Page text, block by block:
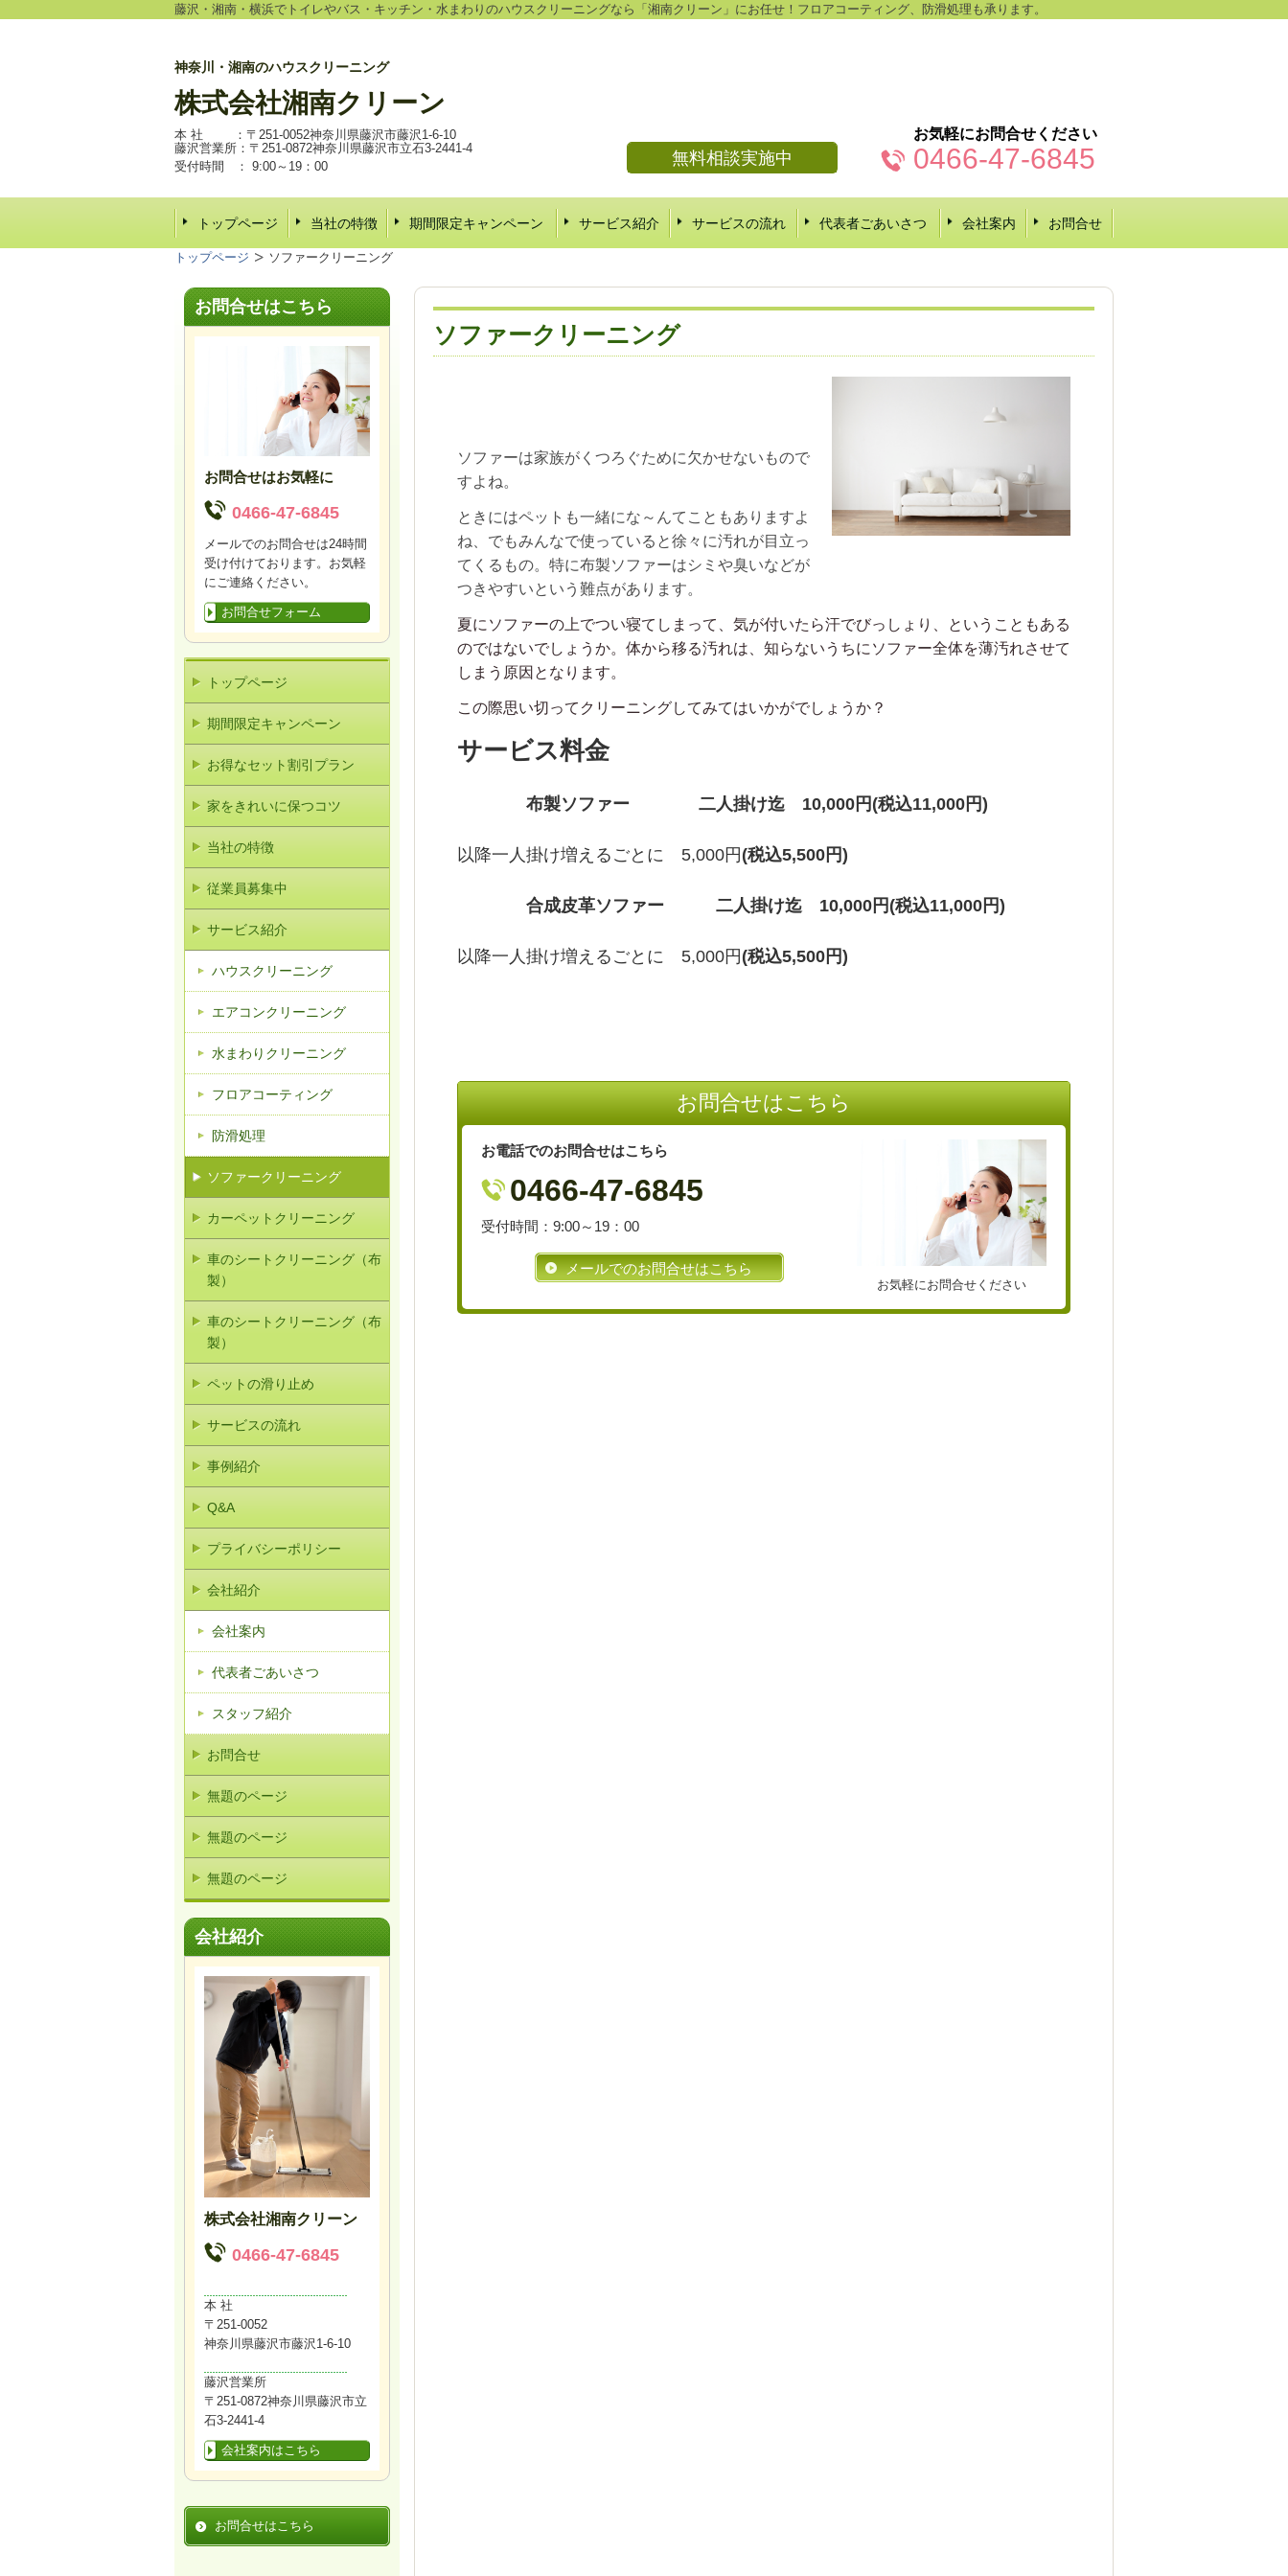
藤沢・湘南・横浜でトイレやバス・キッチン・水まわりのハウスクリーニングなら「湘南クリーン」にお任せ！フロアコーティング、防滑処理も承ります。
神奈川・湘南のハウスクリーニング
株式会社湘南クリーン
本 社 ：〒251-0052神奈川県藤沢市藤沢1-6-10
藤沢営業所：〒251-0872神奈川県藤沢市立石3-2441-4
受付時間 ： 9:00～19：00 無料相談実施中
お気軽にお問合せください
0466-47-6845
トップページ 当社の特徴 期間限定キャンペーン サービス紹介 サービスの流れ 代表者ごあいさつ 会社案内 お問合せ
トップページ ソファークリーニング
ソファークリーニング
ソファーは家族がくつろぐために欠かせないもので
すよね。
ときにはペットも一緒にな～んてこともありますよ
ね、でもみんなで使っていると徐々に汚れが目立っ
てくるもの。特に布製ソファーはシミや臭いなどが
つきやすいという難点があります。
夏にソファーの上でつい寝てしまって、気が付いたら汗でびっしょり、ということもある
のではないでしょうか。体から移る汚れは、知らないうちにソファー全体を薄汚れさせて
しまう原因となります。
この際思い切ってクリーニングしてみてはいかがでしょうか？
サービス料金
布製ソファー 二人掛け迄 10,000円(税込11,000円)
以降一人掛け増えるごとに 5,000円 (税込5,500円)
合成皮革ソファー 二人掛け迄 10,000円(税込11,000円)
以降一人掛け増えるごとに 5,000円 (税込5,500円)
お問合せはこちら
お気軽にお問合せください
お電話でのお問合せはこちら
0466-47-6845
受付時間：9:00～19：00
メールでのお問合せはこちら
お問合せはこちら
お問合せはお気軽に
0466-47-6845
メールでのお問合せは24時間
受け付けております。お気軽
にご連絡ください。
お問合せフォーム
トップページ
期間限定キャンペーン
お得なセット割引プラン
家をきれいに保つコツ
当社の特徴
従業員募集中
サービス紹介
ハウスクリーニング
エアコンクリーニング
水まわりクリーニング
フロアコーティング
防滑処理
ソファークリーニング
カーペットクリーニング
車のシートクリーニング（布
製）
車のシートクリーニング（布
製）
ペットの滑り止め
サービスの流れ
事例紹介
Q&A
プライバシーポリシー
会社紹介
会社案内
代表者ごあいさつ
スタッフ紹介
お問合せ
無題のページ
無題のページ
無題のページ
会社紹介
株式会社湘南クリーン
0466-47-6845
本 社
〒251-0052
神奈川県藤沢市藤沢1-6-10
藤沢営業所
〒251-0872神奈川県藤沢市立
石3-2441-4
会社案内はこちら
お問合せはこちら